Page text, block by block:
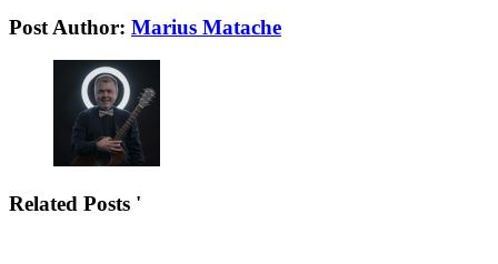
Post Author: Marius Matache
Related Posts '